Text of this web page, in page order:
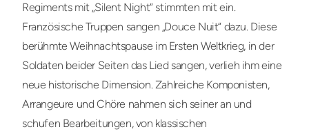
Regiments mit „Silent Night“ stimmten mit ein.
Französische Truppen sangen „Douce Nuit“ dazu. Diese
berühmte Weihnachtspause im Ersten Weltkrieg, in der
Soldaten beider Seiten das Lied sangen, verlieh ihm eine
neue historische Dimension. Zahlreiche Komponisten,
Arrangeure und Chöre nahmen sich seiner an und
schufen Bearbeitungen, von klassischen